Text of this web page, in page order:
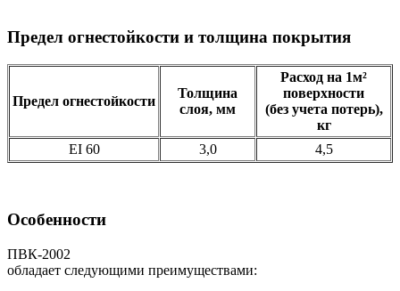
Предел огнестойкости и толщина покрытия
Предел огнестойкости
Толщина
слоя, мм
Расход на 1м²
поверхности
(без учета потерь),
кг
EI 60
3,0 4,5
Особенности
ПВК-2002
обладает следующими преимуществами: